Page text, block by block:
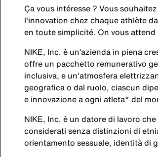
Ça vous intéresse ? Vous
l'innovation chez chaque athlète
en toute simplicité. On vous attend
NIKE, Inc. è un’azienda in piena
offre un pacchetto remunerativo
inclusiva, e un'atmosfera
geografica o dal ruolo, ciascun
e innovazione a ogni atleta* del
NIKE, Inc. è un datore di lavoro
considerati senza distinzioni di
orientamento sessuale, identità di